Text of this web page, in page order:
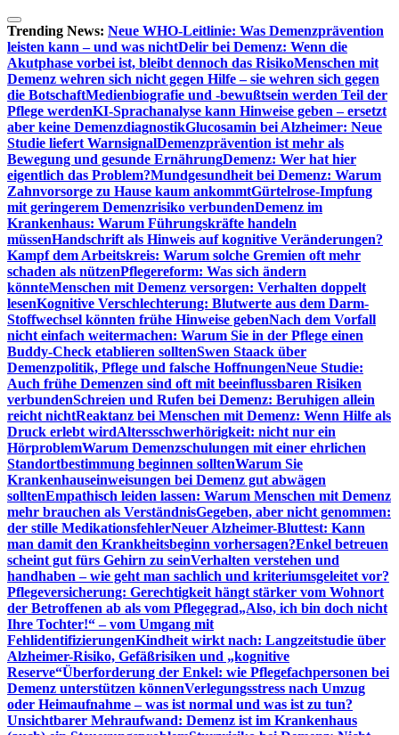
Zum
Inhalt
springen
Trending News: Neue WHO-Leitlinie: Was Demenzprävention
leisten kann – und was nichtDelir bei Demenz: Wenn die
Akutphase vorbei ist, bleibt dennoch das RisikoMenschen mit
Demenz wehren sich nicht gegen Hilfe – sie wehren sich gegen
die BotschaftMedienbiografie und -bewußtsein werden Teil der
Pflege werdenKI-Sprachanalyse kann Hinweise geben – ersetzt
aber keine DemenzdiagnostikGlucosamin bei Alzheimer: Neue
Studie liefert WarnsignalDemenzprävention ist mehr als
Bewegung und gesunde ErnährungDemenz: Wer hat hier
eigentlich das Problem?Mundgesundheit bei Demenz: Warum
Zahnvorsorge zu Hause kaum ankommtGürtelrose-Impfung
mit geringerem Demenzrisiko verbundenDemenz im
Krankenhaus: Warum Führungskräfte handeln
müssenHandschrift als Hinweis auf kognitive Veränderungen?
Kampf dem Arbeitskreis: Warum solche Gremien oft mehr
schaden als nützenPflegereform: Was sich ändern
könnteMenschen mit Demenz versorgen: Verhalten doppelt
lesenKognitive Verschlechterung: Blutwerte aus dem Darm-
Stoffwechsel könnten frühe Hinweise gebenNach dem Vorfall
nicht einfach weitermachen: Warum Sie in der Pflege einen
Buddy-Check etablieren solltenSwen Staack über
Demenzpolitik, Pflege und falsche HoffnungenNeue Studie:
Auch frühe Demenzen sind oft mit beeinflussbaren Risiken
verbundenSchreien und Rufen bei Demenz: Beruhigen allein
reicht nichtReaktanz bei Menschen mit Demenz: Wenn Hilfe als
Druck erlebt wirdAltersschwerhörigkeit: nicht nur ein
HörproblemWarum Demenzschulungen mit einer ehrlichen
Standortbestimmung beginnen solltenWarum Sie
Krankenhauseinweisungen bei Demenz gut abwägen
solltenEmpathisch leiden lassen: Warum Menschen mit Demenz
mehr brauchen als VerständnisGegeben, aber nicht genommen:
der stille MedikationsfehlerNeuer Alzheimer-Bluttest: Kann
man damit den Krankheitsbeginn vorhersagen?Enkel betreuen
scheint gut fürs Gehirn zu seinVerhalten verstehen und
handhaben – wie geht man sachlich und kriteriumsgeleitet vor?
Pflegeversicherung: Gerechtigkeit hängt stärker vom Wohnort
der Betroffenen ab als vom Pflegegrad„Also, ich bin doch nicht
Ihre Tochter!“ – vom Umgang mit
FehlidentifizierungenKindheit wirkt nach: Langzeitstudie über
Alzheimer-Risiko, Gefäßrisiken und „kognitive
Reserve“Überforderung der Enkel: wie Pflegefachpersonen bei
Demenz unterstützen könnenVerlegungsstress nach Umzug
oder Heimaufnahme – was ist normal und was ist zu tun?
Unsichtbarer Mehraufwand: Demenz ist im Krankenhaus